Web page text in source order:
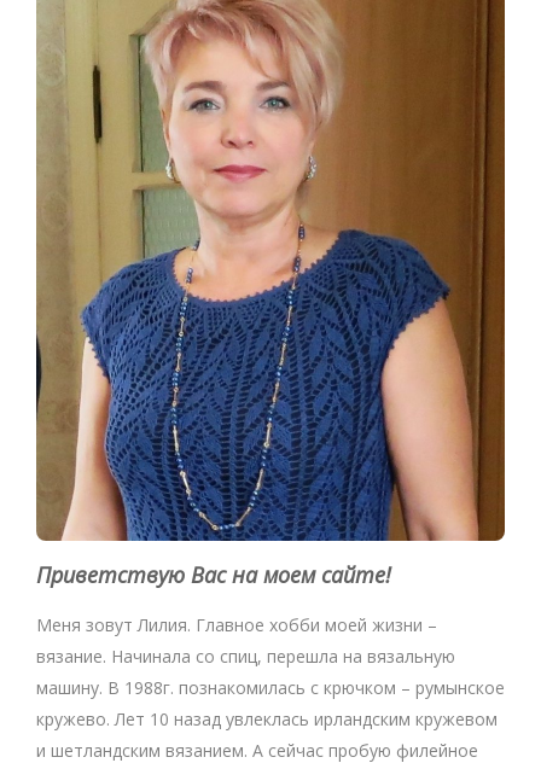
Приветствую Вас на моем сайте!
Меня зовут Лилия. Главное хобби моей жизни –
вязание. Начинала со спиц, перешла на вязальную
машину. В 1988г. познакомилась с крючком – румынское
кружево. Лет 10 назад увлеклась ирландским кружевом
и шетландским вязанием. А сейчас пробую филейное